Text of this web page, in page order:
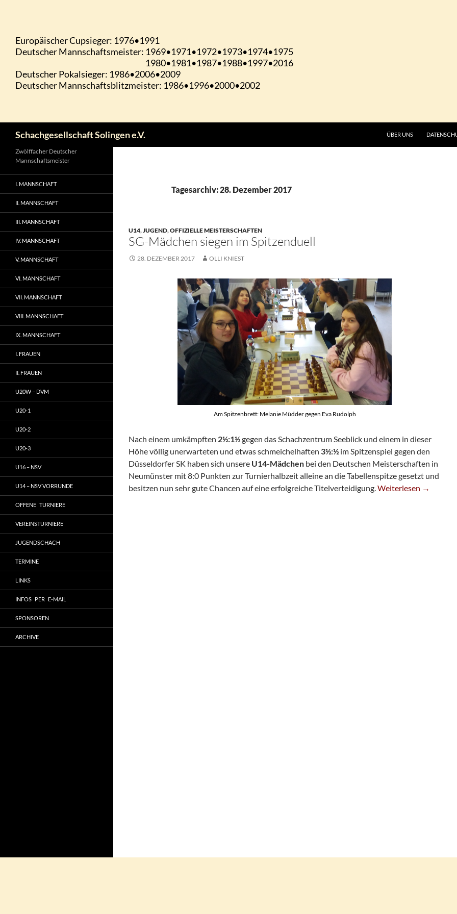
Schachgesellschaft Solingen e.V. ÜBER UNS
Tagesarchiv: 28. Dezember 2017
U14,JUGEND,OFFIZIELLE MEISTERSCHAFTEN
SG-Mädchen siegen im Spitzenduell
28. DEZEMBER 2017 OLLI KNIEST
Am Spitzenbrett: Melanie Müdder gegen Eva Rudolph
Nach einem umkämpften 2½:1½gegen das Schachzentrum Seeblick und einem in dieser
Höhe völlig unerwarteten und etwas schmeichelhaften 3½:½ im Spitzenspiel gegen den
Düsseldorfer SK haben sich unsere U14-Mädchen bei den Deutschen Meisterschaften in
Neumünster mit 8:0 Punkten zur Turnierhalbzeit alleine an die Tabellenspitze gesetzt und
besitzen nun sehr gute Chancen auf eine erfolgreiche Titelverteidigung.SG-Mädchen Siegen
Weiterlesen →
Zwölffacher Deutscher
Mannschaftsmeister
I. MANNSCHAFT
II. MANNSCHAFT
III. MANNSCHAFT
IV. MANNSCHAFT
V. MANNSCHAFT
VI. MANNSCHAFT
VII. MANNSCHAFT
VIII. MANNSCHAFT
IX. MANNSCHAFT
I. FRAUEN
II. FRAUEN
U20W – DVM
U20-1
U20-2
U20-3
U16 – NSV
U14 – NSV VORRUNDE
OFFENE TURNIERE
VEREINSTURNIERE
JUGENDSCHACH
TERMINE
LINKS
INFOS PER E-MAIL
SPONSOREN
ARCHIVE